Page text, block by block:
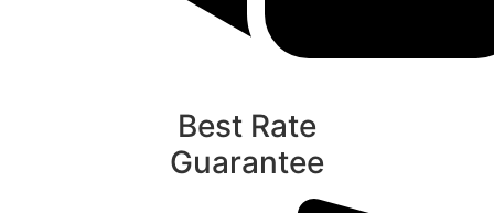
Best Rate
Guarantee